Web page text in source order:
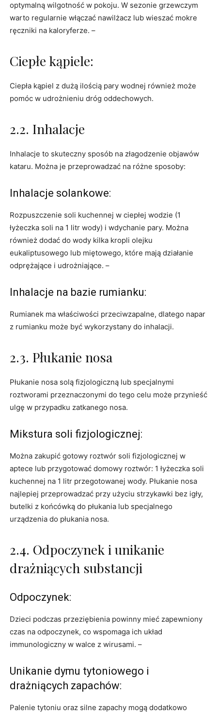
optymalną wilgotność w pokoju. W sezonie grzewczym
warto regularnie włączać nawilżacz lub wieszać mokre
ręczniki na kaloryferze. –
Ciepłe kąpiele:
Ciepła kąpiel z dużą ilością pary wodnej również może
pomóc w udrożnieniu dróg oddechowych.
2.2. Inhalacje
Inhalacje to skuteczny sposób na złagodzenie objawów
kataru. Można je przeprowadzać na różne sposoby:
Inhalacje solankowe:
Rozpuszczenie soli kuchennej w ciepłej wodzie (1
łyżeczka soli na 1 litr wody) i wdychanie pary. Można
również dodać do wody kilka kropli olejku
eukaliptusowego lub miętowego, które mają działanie
odprężające i udrożniające. –
Inhalacje na bazie rumianku:
Rumianek ma właściwości przeciwzapalne, dlatego napar
z rumianku może być wykorzystany do inhalacji.
2.3. Płukanie nosa
Płukanie nosa solą fizjologiczną lub specjalnymi
roztworami przeznaczonymi do tego celu może przynieść
ulgę w przypadku zatkanego nosa.
Mikstura soli fizjologicznej:
Można zakupić gotowy roztwór soli fizjologicznej w
aptece lub przygotować domowy roztwór: 1 łyżeczka soli
kuchennej na 1 litr przegotowanej wody. Płukanie nosa
najlepiej przeprowadzać przy użyciu strzykawki bez igły,
butelki z końcówką do płukania lub specjalnego
urządzenia do płukania nosa.
2.4. Odpoczynek i unikanie
drażniących substancji
Odpoczynek:
Dzieci podczas przeziębienia powinny mieć zapewniony
czas na odpoczynek, co wspomaga ich układ
immunologiczny w walce z wirusami. –
Unikanie dymu tytoniowego i
drażniących zapachów:
Palenie tytoniu oraz silne zapachy mogą dodatkowo